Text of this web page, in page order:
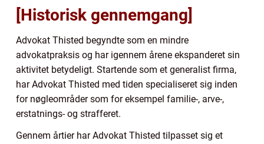
[Historisk gennemgang]
Advokat Thisted begyndte som en mindre
advokatpraksis og har igennem årene ekspanderet sin
aktivitet betydeligt. Startende som et generalist firma,
har Advokat Thisted med tiden specialiseret sig inden
for nøgleområder som for eksempel familie-, arve-,
erstatnings- og strafferet.
Gennem årtier har Advokat Thisted tilpasset sig et